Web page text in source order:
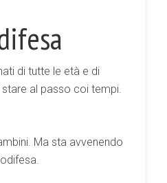
di tutte le età e di
al passo coi tempi.
Ma sta avvenendo